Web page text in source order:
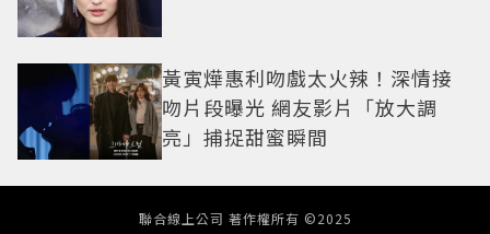
黃寅燁惠利吻戲太火辣！深情接
吻片段曝光 網友影片「放大調
亮」捕捉甜蜜瞬間
聯合線上公司 著作權所有 ©2025